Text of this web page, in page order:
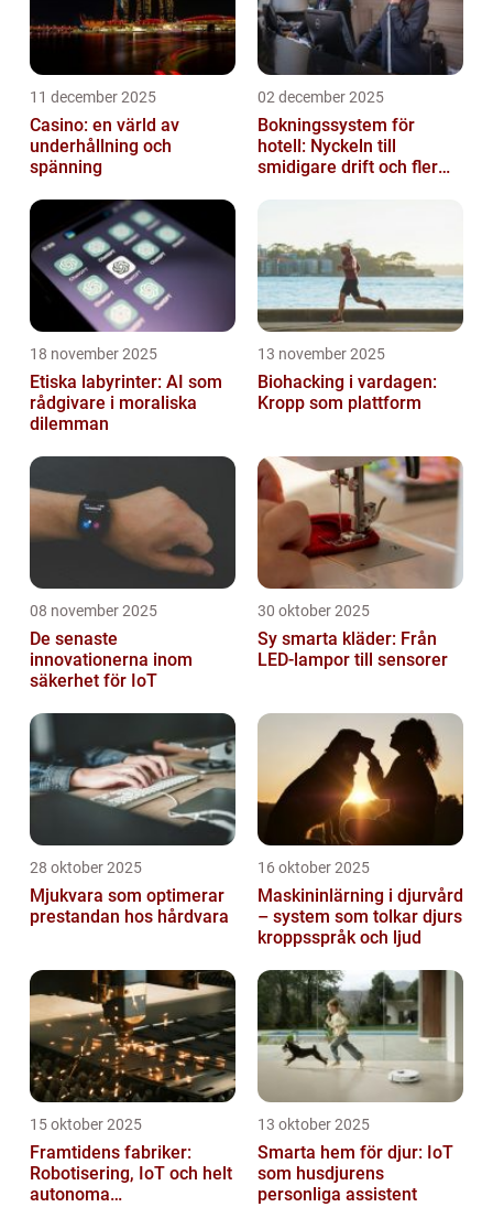
11 december 2025
Casino: en värld av
underhållning och
spänning
02 december 2025
Bokningssystem för
hotell: Nyckeln till
smidigare drift och fler
18 november 2025
Etiska labyrinter: AI som
rådgivare i moraliska
dilemman
13 november 2025
Biohacking i vardagen:
Kropp som plattform
08 november 2025
De senaste
innovationerna inom
säkerhet för IoT
30 oktober 2025
Sy smarta kläder: Från
LED-lampor till sensorer
28 oktober 2025
Mjukvara som optimerar
prestandan hos hårdvara
16 oktober 2025
Maskininlärning i djurvård
– system som tolkar djurs
kroppsspråk och ljud
15 oktober 2025
Framtidens fabriker:
Robotisering, IoT och helt
autonoma
13 oktober 2025
Smarta hem för djur: IoT
som husdjurens
personliga assistent